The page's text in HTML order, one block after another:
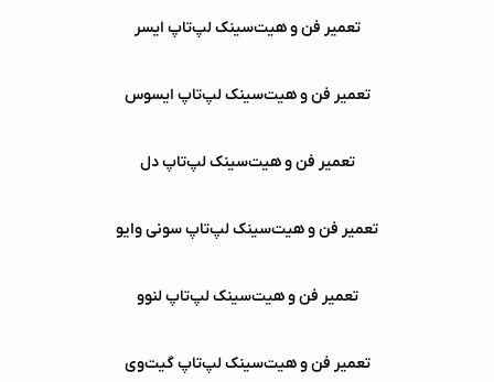
تعمیر فن و هیت‌سینک لپ‌تاپ ایسر
تعمیر فن و هیت‌سینک لپ‌تاپ ایسوس
تعمیر فن و هیت‌سینک لپ‌تاپ دل
تعمیر فن و هیت‌سینک لپ‌تاپ سونی وایو
تعمیر فن و هیت‌سینک لپ‌تاپ لنوو
تعمیر فن و هیت‌سینک لپ‌تاپ گیت‌وی